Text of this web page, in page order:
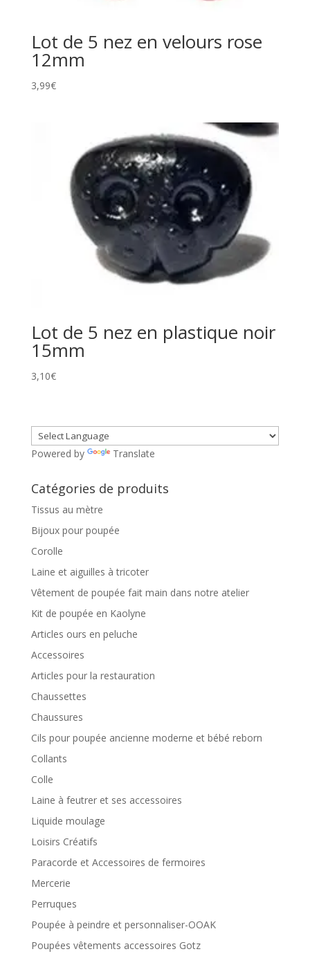
Lot de 5 nez en velours rose
12mm
3,99€
Lot de 5 nez en plastique noir
15mm
3,10€
Powered by Translate
Catégories de produits
Tissus au mètre
Bijoux pour poupée
Corolle
Laine et aiguilles à tricoter
Vêtement de poupée fait main dans notre atelier
Kit de poupée en Kaolyne
Articles ours en peluche
Accessoires
Articles pour la restauration
Chaussettes
Chaussures
Cils pour poupée ancienne moderne et bébé reborn
Collants
Colle
Laine à feutrer et ses accessoires
Liquide moulage
Loisirs Créatifs
Paracorde et Accessoires de fermoires
Mercerie
Perruques
Poupée à peindre et personnaliser-OOAK
Poupées vêtements accessoires Gotz